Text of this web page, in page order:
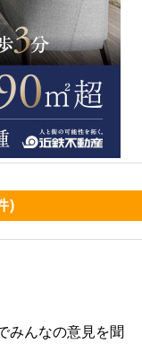
)
みんなの意見を聞